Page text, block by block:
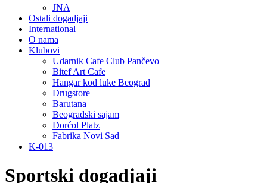
JNA
Ostali dogadjaji
International
O nama
Klubovi
Udarnik Cafe Club Pančevo
Bitef Art Cafe
Hangar kod luke Beograd
Drugstore
Barutana
Beogradski sajam
Dorćol Platz
Fabrika Novi Sad
K-013
Sportski dogadjaji